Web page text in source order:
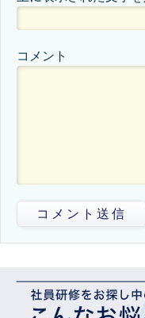
コメント
コメント送信